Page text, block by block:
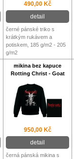
490,00 Kč
detail
černé pánské triko s
krátkým rukávem a
potiskem, 185 g/m2 - 205
g/m2
mikina bez kapuce
Rotting Christ - Goat
950,00 Kč
detail
černá pánská mikina s